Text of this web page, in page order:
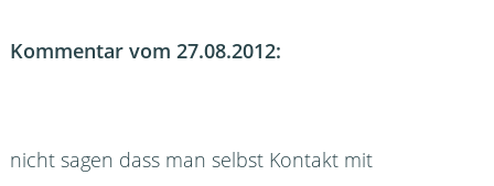
Kommentar vom 27.08.2012:
nicht sagen dass man selbst Kontakt mit